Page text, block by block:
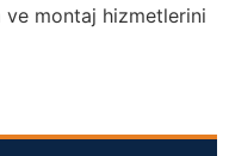
ve montaj hizmetlerini